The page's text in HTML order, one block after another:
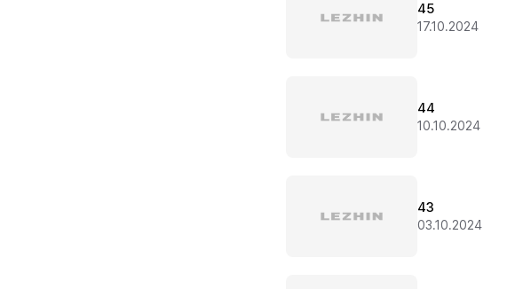
45
17.10.2024
44
10.10.2024
43
03.10.2024